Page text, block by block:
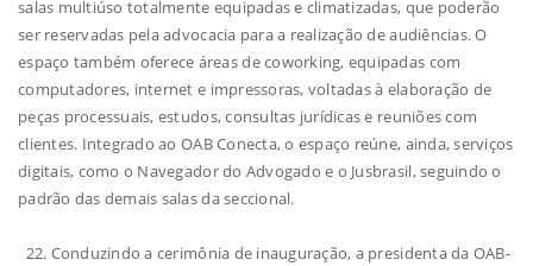
salas multiúso totalmente equipadas e climatizadas, que poderão
ser reservadas pela advocacia para a realização de audiências. O
espaço também oferece áreas de coworking, equipadas com
computadores, internet e impressoras, voltadas à elaboração de
peças processuais, estudos, consultas jurídicas e reuniões com
clientes. Integrado ao OAB Conecta, o espaço reúne, ainda, serviços
digitais, como o Navegador do Advogado e o Jusbrasil, seguindo o
padrão das demais salas da seccional.
22. Conduzindo a cerimônia de inauguração, a presidenta da OAB-